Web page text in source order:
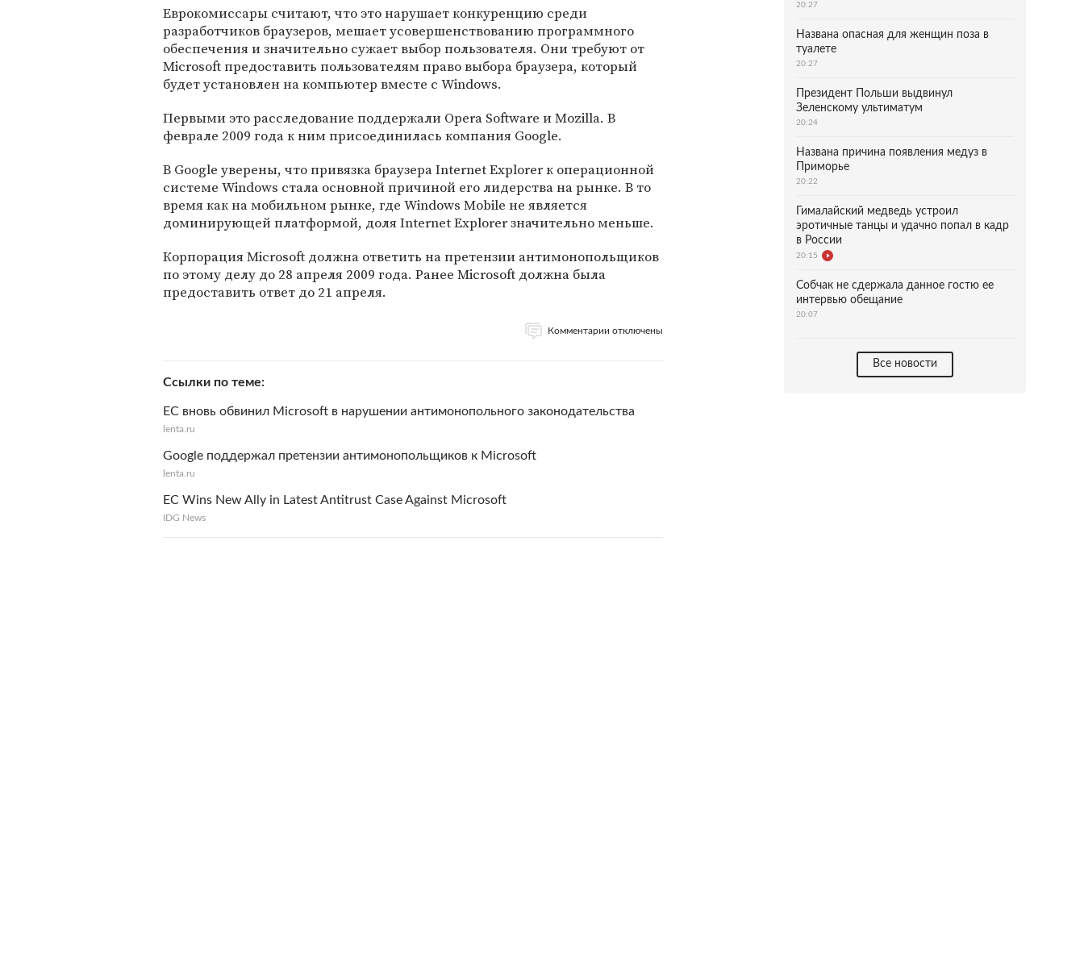
Еврокомиссары считают, что это нарушает конкуренцию среди
разработчиков браузеров, мешает усовершенствованию программного
обеспечения и значительно сужает выбор пользователя. Они требуют от
Microsoft предоставить пользователям право выбора браузера, который
будет установлен на компьютер вместе с Windows.
Первыми это расследование поддержали Opera Software и Mozilla. В
феврале 2009 года к ним присоединилась компания Google.
В Google уверены, что привязка браузера Internet Explorer к операционной
системе Windows стала основной причиной его лидерства на рынке. В то
время как на мобильном рынке, где Windows Mobile не является
доминирующей платформой, доля Internet Explorer значительно меньше.
Корпорация Microsoft должна ответить на претензии антимонопольщиков
по этому делу до 28 апреля 2009 года. Ранее Microsoft должна была
предоставить ответ до 21 апреля.
Комментарии отключены
Ссылки по теме
ЕС вновь обвинил Microsoft в нарушении антимонопольного законодательства
lenta.ru
Google поддержал претензии антимонопольщиков к Microsoft
lenta.ru
EC Wins New Ally in Latest Antitrust Case Against Microsoft
IDG News
20:27
Названа опасная для женщин поза в
туалете
20:27
Президент Польши выдвинул
Зеленскому ультиматум
20:24
Названа причина появления медуз в
Приморье
20:22
Гималайский медведь устроил
эротичные танцы и удачно попал в кадр
в России
20:15
Собчак не сдержала данное гостю ее
интервью обещание
20:07
Все новости